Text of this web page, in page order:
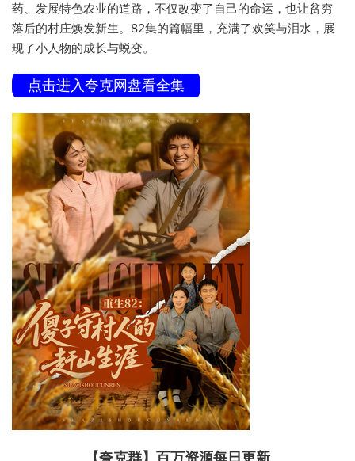
药、发展特色农业的道路，不仅改变了自己的命运，也让贫穷
落后的村庄焕发新生。82集的篇幅里，充满了欢笑与泪水，展
现了小人物的成长与蜕变。
点击进入夸克网盘看全集
【夸克群】百万资源每日更新